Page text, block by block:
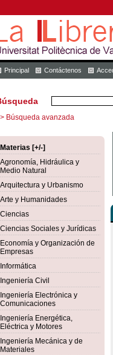
Principal Contáctenos
Búsqueda avanzada
Materias [+/-]
Agronomía, Hidráulica y
Medio Natural
Arquitectura y Urbanismo
Arte y Humanidades
Ciencias
Ciencias Sociales y Jurídicas
Economía y Organización de
Empresas
Informática
Ingeniería Civil
Ingeniería Electrónica y
Comunicaciones
Ingeniería Energética,
Eléctrica y Motores
Ingeniería Mecánica y de
Materiales